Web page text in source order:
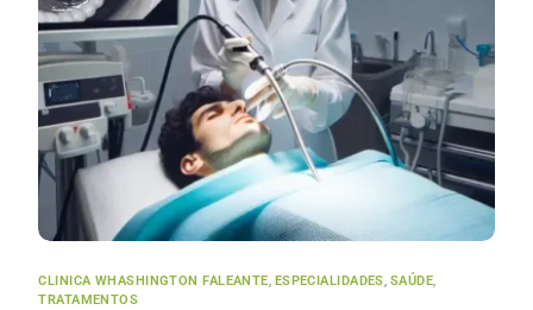
CLINICA WHASHINGTON FALEANTE, ESPECIALIDADES, SAÚDE,
TRATAMENTOS